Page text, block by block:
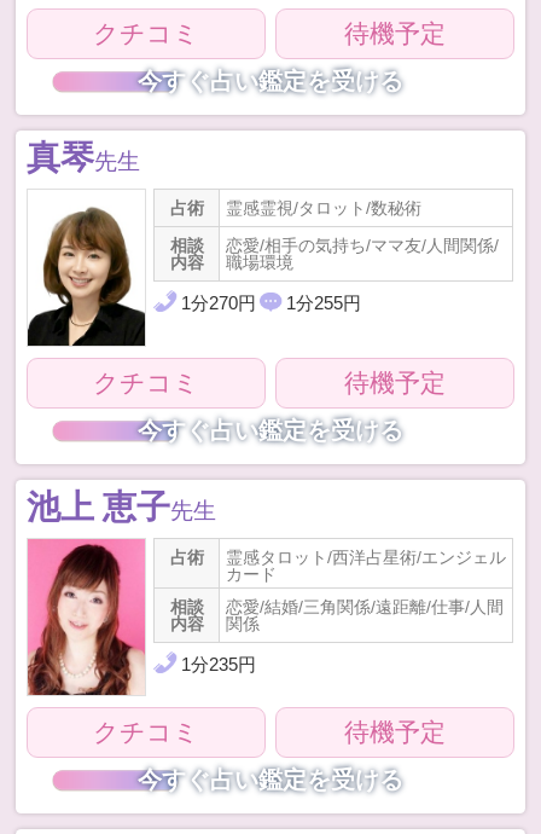
クチコミ 待機予定
今すぐ占い鑑定を受ける
真琴先生
占術
霊感霊視/タロット/数秘術
相談
内容
恋愛/相手の気持ち/ママ友/人間関係/
職場環境
1分270円 1分255円
クチコミ 待機予定
今すぐ占い鑑定を受ける
池上 恵子先生
占術
霊感タロット/西洋占星術/エンジェル
カード
相談
内容
恋愛/結婚/三角関係/遠距離/仕事/人間
関係
1分235円
クチコミ 待機予定
今すぐ占い鑑定を受ける